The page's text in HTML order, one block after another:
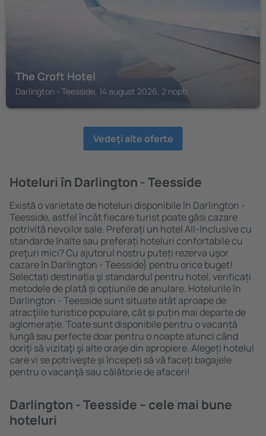
The Croft Hotel
Darlington - Teesside, 14 august 2026, 2 nopți
Vedeţi alte oferte
Hoteluri în Darlington - Teesside
Există o varietate de hoteluri disponibile în Darlington -
Teesside, astfel încât fiecare turist poate găsi cazare
potrivită nevoilor sale. Preferați un hotel All-Inclusive cu
standarde ȋnalte sau preferați hoteluri confortabile cu
preţuri mici? Cu ajutorul nostru puteți rezerva uşor
cazare în Darlington - Teesside} pentru orice buget!
Selectați destinația şi standardul pentru hotel, verificați
metodele de plată și opțiunile de anulare. Hotelurile în
Darlington - Teesside sunt situate atât aproape de
atracţiile turistice populare, cât și puțin mai departe de
aglomerație. Toate sunt disponibile pentru o vacanță
lungă sau perfecte doar pentru o noapte atunci când
doriţi să vizitaţi şi alte oraşe din apropiere. Alegeți hotelul
care vi se potriveşte și începeți să vă faceți bagajele
pentru o vacanţă sau călătorie de afaceri!
Darlington - Teesside – cele mai bune
hoteluri